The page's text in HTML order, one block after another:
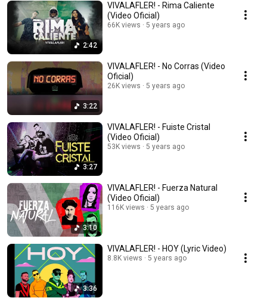
2:42
VIVALAFLER! - Rima Caliente
(Video Oficial)
66K views 5 years ago
3:22
VIVALAFLER! - No Corras (Video
Oficial)
26K views 5 years ago
3:27
VIVALAFLER! - Fuiste Cristal
(Video Oficial)
53K views 5 years ago
3:10
VIVALAFLER! - Fuerza Natural
(Video Oficial)
116K views 5 years ago
3:36
VIVALAFLER! - HOY (Lyric Video)
8.8K views 5 years ago